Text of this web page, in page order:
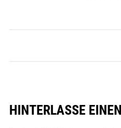
HINTERLASSE